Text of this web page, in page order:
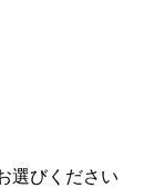
選びください